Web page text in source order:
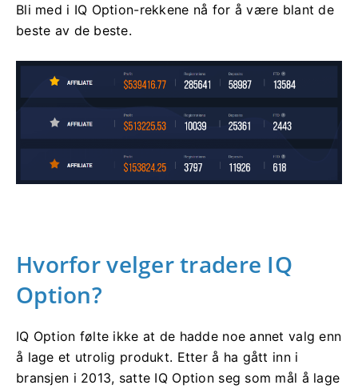
Bli med i IQ Option-rekkene nå for å være blant de
beste av de beste.
Hvorfor velger tradere IQ
Option?
IQ Option følte ikke at de hadde noe annet valg enn
å lage et utrolig produkt. Etter å ha gått inn i
bransjen i 2013, satte IQ Option seg som mål å lage